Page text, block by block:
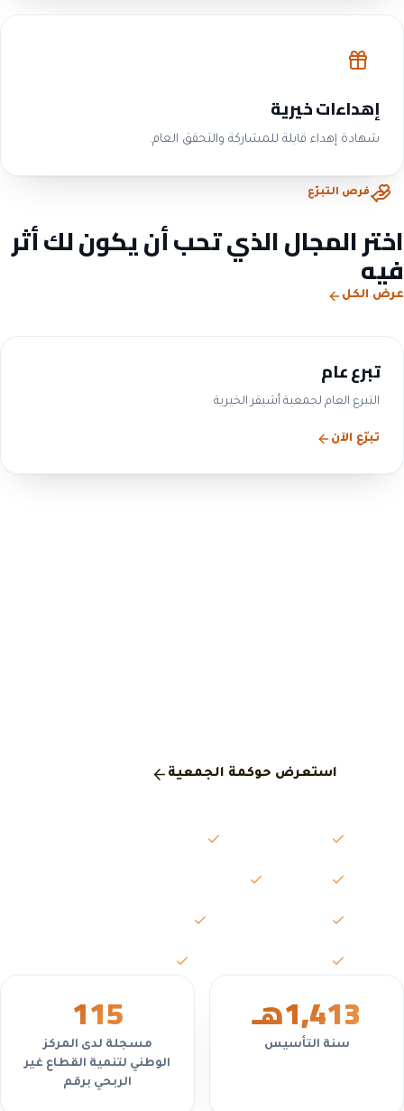
إهداءات خيرية
شهادة إهداء قابلة للمشاركة والتحقق العام.
فرص التبرّع
اختر المجال الذي تحب أن يكون لك أثر
فيه
عرض الكل
تبرع عام
التبرع العام لجمعية أشيقر الخيرية
تبرّع الآن
استعرض حوكمة الجمعية
1,413هـ
سنة التأسيس
115
مسجلة لدى المركز
الوطني لتنمية القطاع غير
الربحي برقم